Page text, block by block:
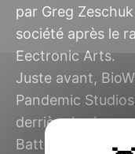
par Greg
société après le
Eectronic Arts.
Juste avant,
Pandemic
derrière les jeux
Battlefront ou